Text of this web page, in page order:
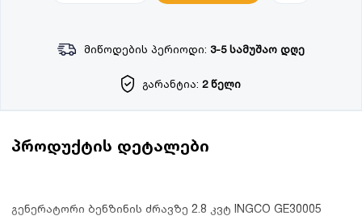
მიწოდების პერიოდი: 3-5 სამუშაო დღე
გარანტია: 2 წელი
პროდუქტის დეტალები
გენერატორი ბენზინის ძრავზე 2.8 კვტ INGCO GE30005